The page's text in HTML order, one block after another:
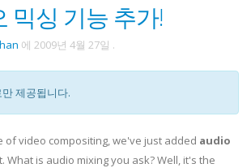
믹싱 기능 추가!
에 2009년 4월 27일 .
제공됩니다.
of video compositing, we've just added audio
What is audio mixing you ask? Well, it's the